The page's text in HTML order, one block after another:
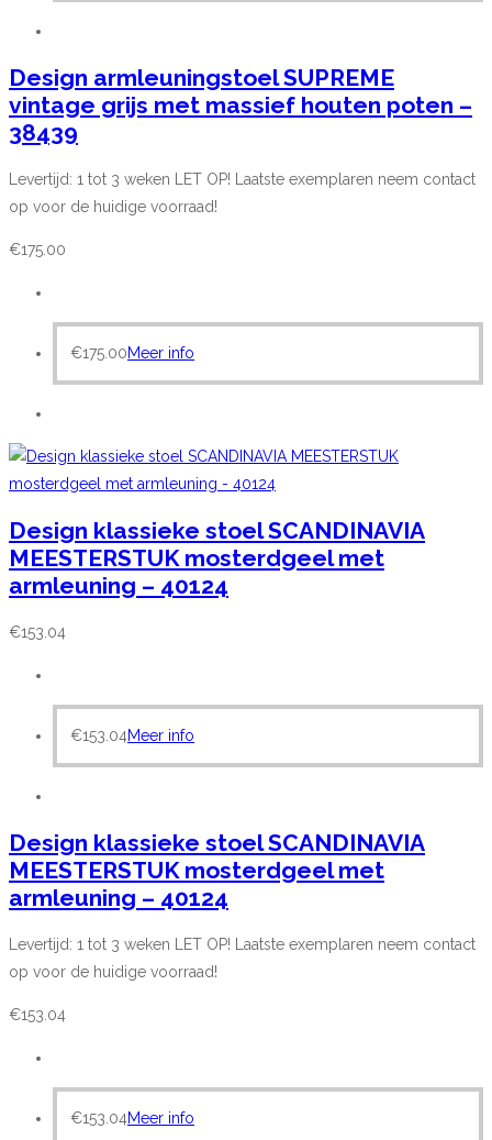
Design armleuningstoel SUPREME
vintage grijs met massief houten poten –
38439
Levertijd: 1 tot 3 weken LET OP! Laatste exemplaren neem contact
op voor de huidige voorraad!
€175.00
€175.00Meer info
Design klassieke stoel SCANDINAVIA
MEESTERSTUK mosterdgeel met
armleuning – 40124
€153.04
€153.04Meer info
Design klassieke stoel SCANDINAVIA
MEESTERSTUK mosterdgeel met
armleuning – 40124
Levertijd: 1 tot 3 weken LET OP! Laatste exemplaren neem contact
op voor de huidige voorraad!
€153.04
€153.04Meer info